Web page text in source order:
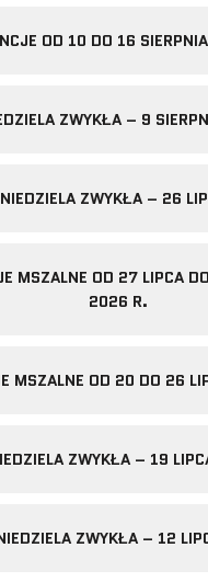
OD 10 DO 16
ZWYKŁA – 9
ZWYKŁA – 26
MSZALNE OD 27 LIPCA
2026 R.
MSZALNE OD 20 DO 26
ZWYKŁA – 19
ZWYKŁA – 12